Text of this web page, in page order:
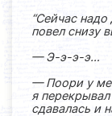
“Сейчас надо
повел снизу
— Э-э-э-э…
— Поори у
я
сдавалась и